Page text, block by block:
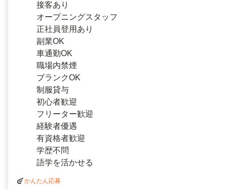
接客あり
オープニングスタッフ
正社員登用あり
副業OK
車通勤OK
職場内禁煙
ブランクOK
制服貸与
初心者歓迎
フリーター歓迎
経験者優遇
有資格者歓迎
学歴不問
語学を活かせる
かんたん応募